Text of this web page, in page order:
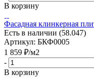
В корзину
Фасадная клинкерная
Есть в наличии (58.047)
Артикул: БКФ0005
1 859 ₽/м2
-
В корзину